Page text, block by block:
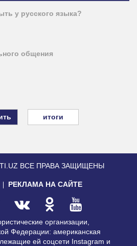
у русского языка?
общения
итоги
ВСЕ ПРАВА ЗАЩИЩЕНЫ
РЕКЛАМА НА САЙТЕ
организации,
Федерации: американская
ей соцсети Instagram и